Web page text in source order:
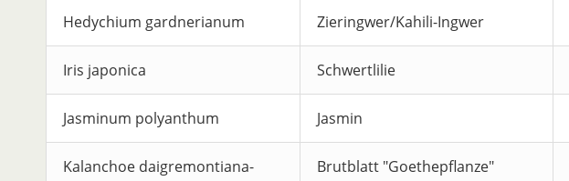
Hedychium gardnerianum Zieringwer/Kahili-Ingwer
Iris japonica Schwertlilie
Jasminum polyanthum Jasmin
Kalanchoe daigremontiana-
Brutblatt "Goethepflanze"